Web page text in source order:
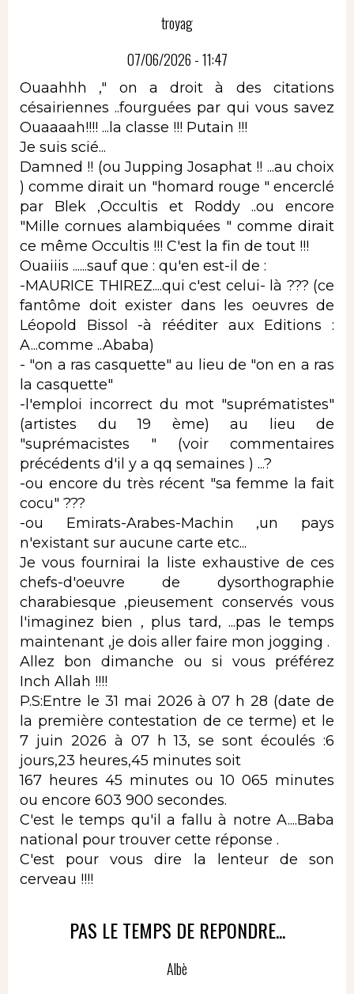
troyag
07/06/2026 - 11:47
Ouaahhh ," on a droit à des citations
césairiennes ..fourguées par qui vous savez
Ouaaaah!!!! ...la classe !!! Putain !!!
Je suis scié...
Damned !! (ou Jupping Josaphat !! ...au choix
) comme dirait un "homard rouge " encerclé
par Blek ,Occultis et Roddy ..ou encore
"Mille cornues alambiquées " comme dirait
ce même Occultis !!! C'est la fin de tout !!!
Ouaiiis ......sauf que : qu'en est-il de :
-MAURICE THIREZ....qui c'est celui- là ??? (ce
fantôme doit exister dans les oeuvres de
Léopold Bissol -à rééditer aux Editions :
A...comme ..Ababa)
- "on a ras casquette" au lieu de "on en a ras
la casquette"
-l'emploi incorrect du mot "suprématistes"
(artistes du 19 ème) au lieu de
"suprémacistes " (voir commentaires
précédents d'il y a qq semaines ) ...?
-ou encore du très récent "sa femme la fait
cocu" ???
-ou Emirats-Arabes-Machin ,un pays
n'existant sur aucune carte etc...
Je vous fournirai la liste exhaustive de ces
chefs-d'oeuvre de dysorthographie
charabiesque ,pieusement conservés vous
l'imaginez bien , plus tard, ...pas le temps
maintenant ,je dois aller faire mon jogging .
Allez bon dimanche ou si vous préférez
Inch Allah !!!!
P.S:Entre le 31 mai 2026 à 07 h 28 (date de
la première contestation de ce terme) et le
7 juin 2026 à 07 h 13, se sont écoulés :6
jours,23 heures,45 minutes soit
167 heures 45 minutes ou 10 065 minutes
ou encore 603 900 secondes.
C'est le temps qu'il a fallu à notre A....Baba
national pour trouver cette réponse .
C'est pour vous dire la lenteur de son
cerveau !!!!
PAS LE TEMPS DE REPONDRE...
Albè